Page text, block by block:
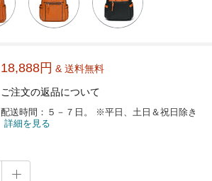
18,888円 & 送料無料
ご注文の返品について
配送時間：５－７日。 ※平日、土日＆祝日除き
詳細を見る
